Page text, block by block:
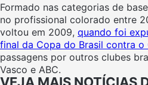
Formado nas categorias de
no profissional colorado entre
voltou em 2009, quando foi
final da Copa do Brasil contra o
passagens por outros clubes
Vasco e ABC.